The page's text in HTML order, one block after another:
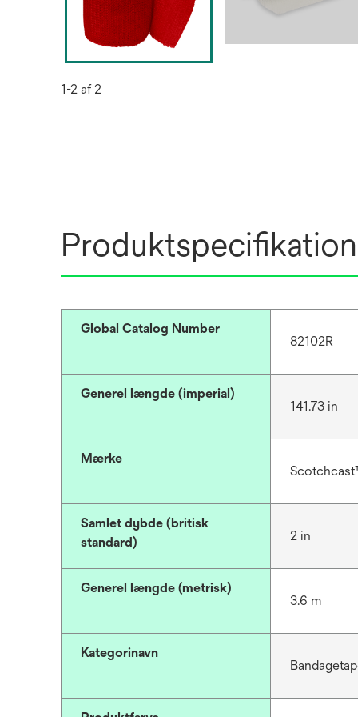
1-2 af 2
Global Catalog Number
82102R
Generel længde (imperial)
141.73 in
Mærke
Samlet dybde (britisk
standard)
2 in
Generel længde (metrisk)
3.6 m
Kategorinavn